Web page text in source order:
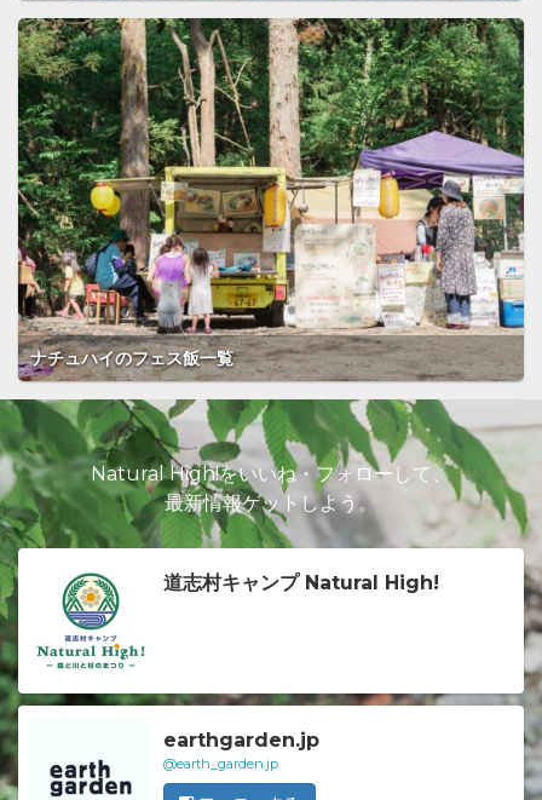
ナチュハイのフェス飯一覧
Natural High!をいいね・フォローして、
最新情報ゲットしよう。
道志村キャンプ Natural High!
earthgarden.jp
@earth_garden.jp